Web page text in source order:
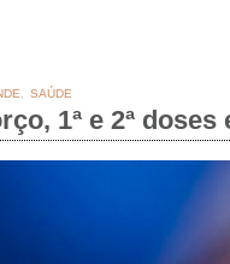
SAÚDE
1ª e 2ª